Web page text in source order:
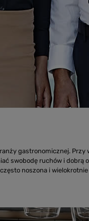
gastronomicznej.
swobodę ruchów i
noszona i